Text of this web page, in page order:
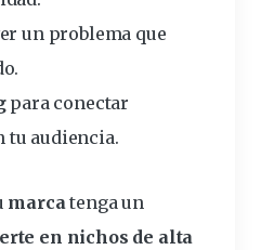
un problema que
para conectar
tu audiencia.
marcatenga un
en nichos de alta